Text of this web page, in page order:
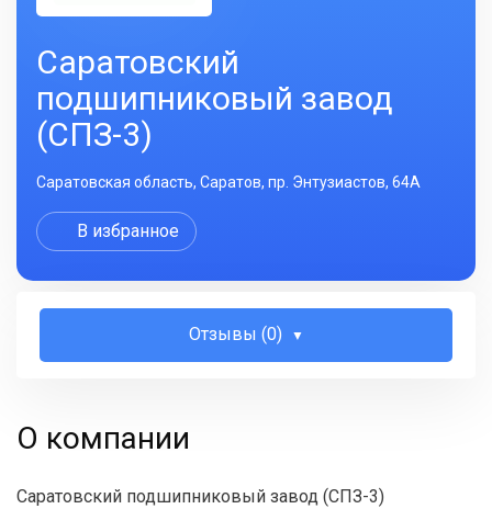
Саратовский
подшипниковый завод
(СПЗ-3)
Саратовская область, Саратов, пр. Энтузиастов, 64A
В избранное
Отзывы (0)
О компании
Саратовский подшипниковый завод (СПЗ-3)